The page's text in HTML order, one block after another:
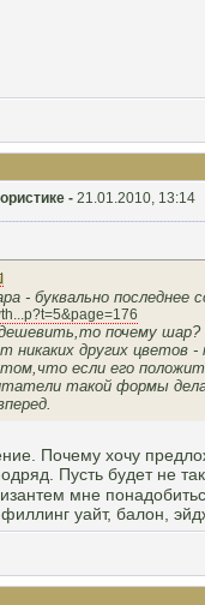
- 21.01.2010, 13:14
- буквально последнее
почему
никаких других цветов
если его
такой формы
Почему хочу
Пусть будет не
мне
уайт, балон,